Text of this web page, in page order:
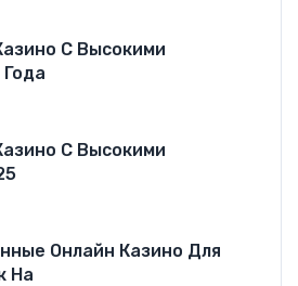
С Высокими
С Высокими
Онлайн Казино Для
На